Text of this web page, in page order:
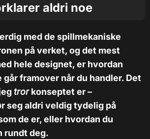
aldri noe
med de spillmekaniske
på verket, og det mest
hele designet, er hvordan
framover når du handler. Det
trorkonseptet er –
seg aldri veldig tydelig på
de er, eller hvordan du
rundt deg.